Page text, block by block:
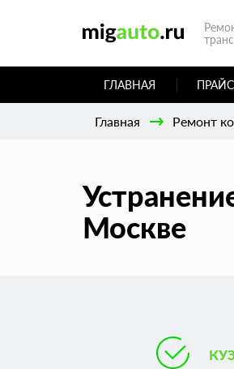
ГЛАВНАЯ
Главная Ремонт
Москве